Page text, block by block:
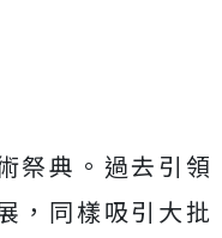
祭典。過去引領
，同樣吸引大批